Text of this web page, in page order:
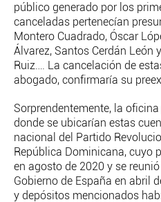
público generado por los
canceladas pertenecían
Montero Cuadrado, Óscar
Álvarez, Santos Cerdán León
Ruiz…. La cancelación de
abogado, confirmaría su
Sorprendentemente, la
donde se ubicarían estas
nacional del Partido
República Dominicana, cuyo
en agosto de 2020 y se
Gobierno de España en abril
y depósitos mencionados